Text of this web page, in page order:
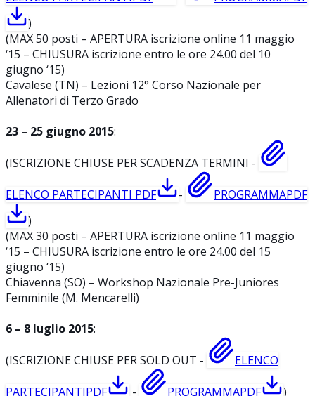
)
(MAX 50 posti – APERTURA iscrizione online 11 maggio
‘15 – CHIUSURA iscrizione entro le ore 24.00 del 10
giugno ‘15)
Cavalese (TN) – Lezioni 12° Corso Nazionale per
Allenatori di Terzo Grado
23 – 25 giugno 2015:
(ISCRIZIONE CHIUSE PER SCADENZA TERMINI -
ELENCO PARTECIPANTI PDF - PROGRAMMAPDF
)
(MAX 30 posti – APERTURA iscrizione online 11 maggio
‘15 – CHIUSURA iscrizione entro le ore 24.00 del 15
giugno ‘15)
Chiavenna (SO) – Workshop Nazionale Pre-Juniores
Femminile (M. Mencarelli)
6 – 8 luglio 2015:
(ISCRIZIONE CHIUSE PER SOLD OUT - ELENCO
PARTECIPANTIPDF - PROGRAMMAPDF
)